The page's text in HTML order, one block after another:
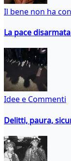
Il bene non ha
La pace
Idee e Commenti
Delitti, paura,